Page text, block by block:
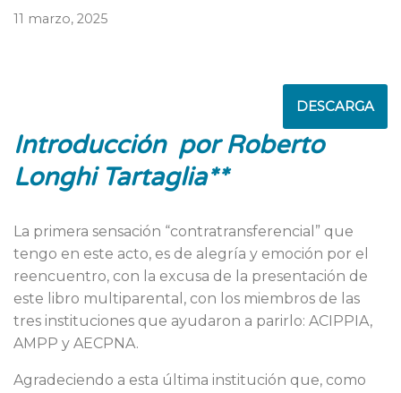
11 marzo, 2025
DESCARGA
Introducción por Roberto
Longhi Tartaglia**
La primera sensación “contratransferencial” que
tengo en este acto, es de alegría y emoción por el
reencuentro, con la excusa de la presentación de
este libro multiparental, con los miembros de las
tres instituciones que ayudaron a parirlo: ACIPPIA,
AMPP y AECPNA.
Agradeciendo a esta última institución que, como